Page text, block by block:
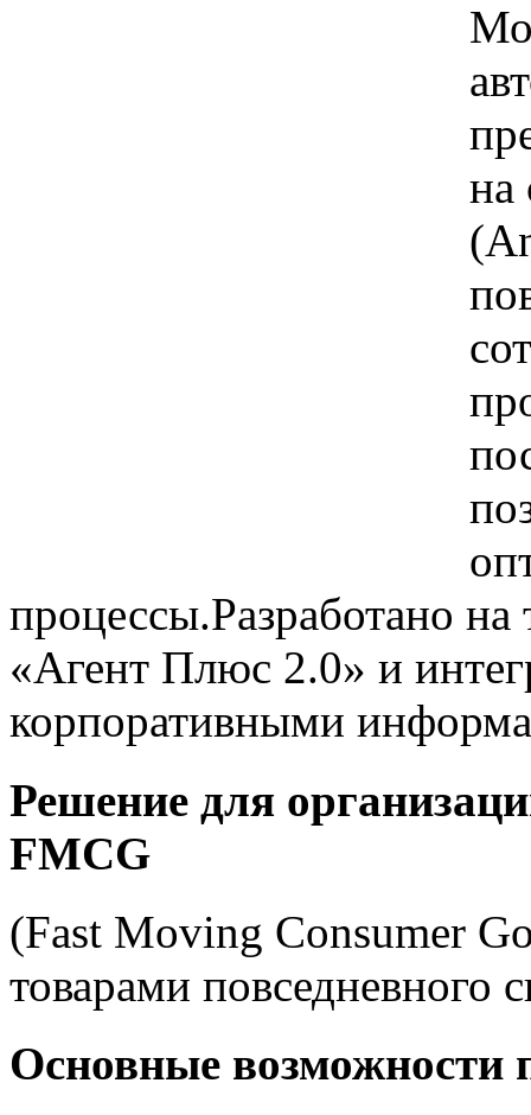
на
процессы.Разработано
«Агент Плюс 2.0» и
корпоративными
Решение для
FMCG
(Fast Moving Consumer
товарами повседневного
Основные